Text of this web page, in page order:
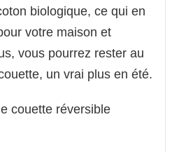
biologique, ce qui en
votre maison et
vous pourrez rester au
un vrai plus en été.
couette réversible